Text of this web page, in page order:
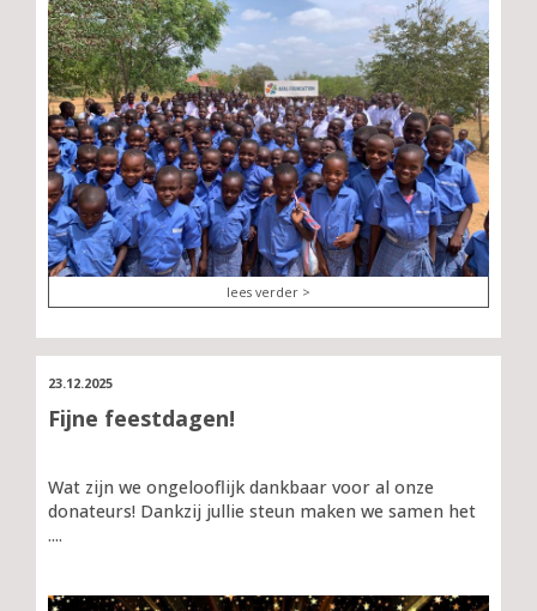
lees verder >
23.12.2025
Fijne feestdagen!
Wat zijn we ongelooflijk dankbaar voor al onze
donateurs! Dankzij jullie steun maken we samen het
....